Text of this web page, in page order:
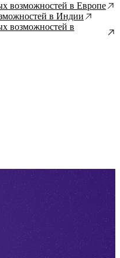
возможностей в Европе ↗
в Индии ↗
возможностей в
↗